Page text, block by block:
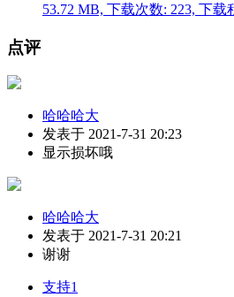
53.72 MB, 下载次数: 223, 下载
点评
哈哈哈大
发表于 2021-7-31 20:23
显示损坏哦
哈哈哈大
发表于 2021-7-31 20:21
谢谢
支持1